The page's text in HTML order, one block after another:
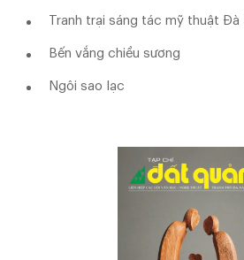
Tranh trại sáng tác mỹ thuật Đà
Bến vắng chiều sương
Ngôi sao lạc